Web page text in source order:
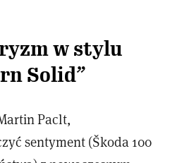
w stylu
Solid”
Paclt,
sentyment (Škoda 100